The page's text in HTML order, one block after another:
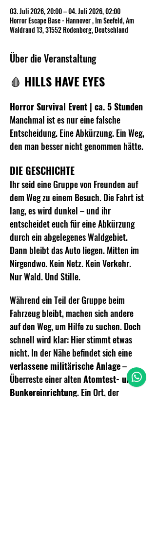
03. Juli 2026, 20:00 – 04. Juli 2026, 02:00
Horror Escape Base - Hannover , Im Seefeld, Am
Waldrand 13, 31552 Rodenberg, Deutschland
Über die Veranstaltung
🩸 HILLS HAVE EYES
Horror Survival Event | ca. 5 Stunden
Manchmal ist es nur eine falsche
Entscheidung. Eine Abkürzung. Ein Weg,
den man besser nicht genommen hätte.
DIE GESCHICHTE
Ihr seid eine Gruppe von Freunden auf
dem Weg zu einem Besuch. Die Fahrt ist
lang, es wird dunkel – und ihr
entscheidet euch für eine Abkürzung
durch ein abgelegenes Waldgebiet.
Dann bleibt das Auto liegen. Mitten im
Nirgendwo. Kein Netz. Kein Verkehr.
Nur Wald. Und Stille.
Während ein Teil der Gruppe beim
Fahrzeug bleibt, machen sich andere
auf den Weg, um Hilfe zu suchen. Doch
schnell wird klar: Hier stimmt etwas
nicht. In der Nähe befindet sich eine
verlassene militärische Anlage –
Überreste einer alten Atomtest- und
Bunkereinrichtung. Ein Ort, der